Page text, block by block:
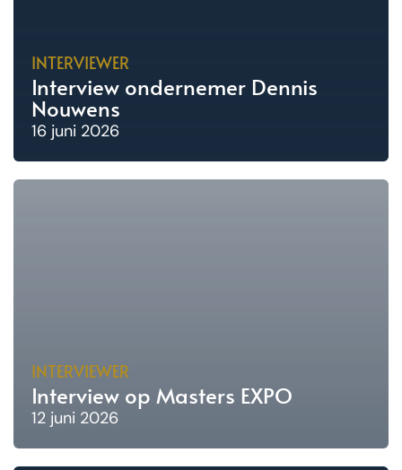
INTERVIEWER
Interview ondernemer Dennis
Nouwens
16 juni 2026
INTERVIEWER
Interview op Masters EXPO
12 juni 2026